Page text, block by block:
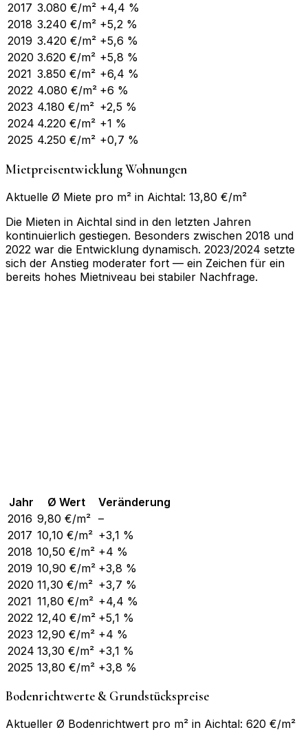
2017 3.080 €/m² +4,4 %
2018 3.240 €/m² +5,2 %
2019 3.420 €/m² +5,6 %
2020 3.620 €/m² +5,8 %
2021 3.850 €/m² +6,4 %
2022 4.080 €/m² +6 %
2023 4.180 €/m² +2,5 %
2024 4.220 €/m² +1 %
2025 4.250 €/m² +0,7 %
Mietpreisentwicklung Wohnungen
Aktuelle Ø Miete pro m² in Aichtal: 13,80 €/m²
Die Mieten in Aichtal sind in den letzten Jahren
kontinuierlich gestiegen. Besonders zwischen 2018 und
2022 war die Entwicklung dynamisch. 2023/2024 setzte
sich der Anstieg moderater fort — ein Zeichen für ein
bereits hohes Mietniveau bei stabiler Nachfrage.
Jahr Ø Wert
Veränderung
2016 9,80 €/m² –
2017 10,10 €/m² +3,1 %
2018 10,50 €/m² +4 %
2019 10,90 €/m² +3,8 %
2020 11,30 €/m² +3,7 %
2021 11,80 €/m² +4,4 %
2022 12,40 €/m² +5,1 %
2023 12,90 €/m² +4 %
2024 13,30 €/m² +3,1 %
2025 13,80 €/m² +3,8 %
Bodenrichtwerte & Grundstückspreise
Aktueller Ø Bodenrichtwert pro m² in Aichtal: 620 €/m²